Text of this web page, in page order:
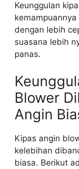
Keunggulan
dengan lebih
suasana lebih
panas.
Blower
Angin
Kipas angin
kelebihan
biasa. Berikut